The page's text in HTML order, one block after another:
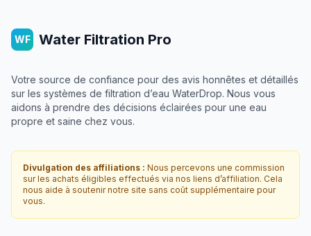
WF Water Filtration Pro
Votre source de confiance pour des avis honnêtes et détaillés
sur les systèmes de filtration d’eau WaterDrop. Nous vous
aidons à prendre des décisions éclairées pour une eau
propre et saine chez vous.
Divulgation des affiliations : Nous percevons une commission
sur les achats éligibles effectués via nos liens d’affiliation. Cela
nous aide à soutenir notre site sans coût supplémentaire pour
vous.